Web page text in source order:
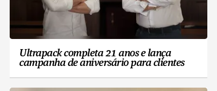
Ultrapack completa 21 anos e lança
campanha de aniversário para clientes